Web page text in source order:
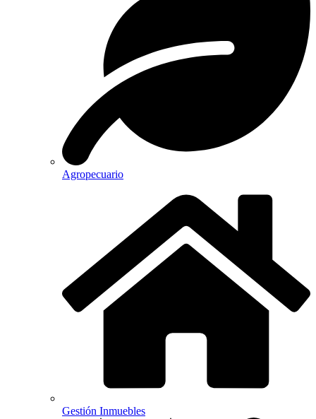
Agropecuario
Gestión Inmuebles